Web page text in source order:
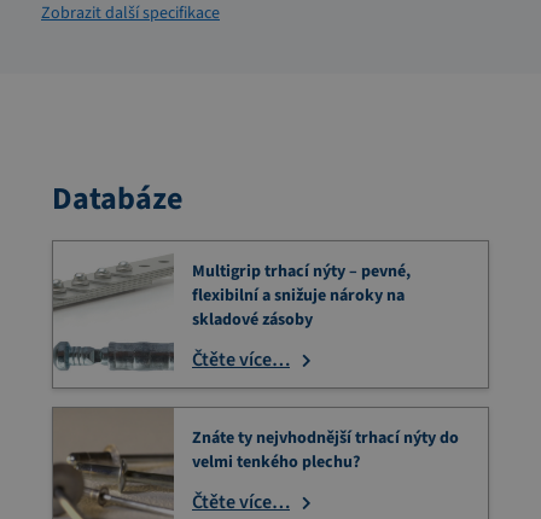
Zobrazit další specifikace
Databáze
Multigrip trhací nýty – pevné,
flexibilní a snižuje nároky na
skladové zásoby
Čtěte více…
Znáte ty nejvhodnější trhací nýty do
velmi tenkého plechu?
Čtěte více…